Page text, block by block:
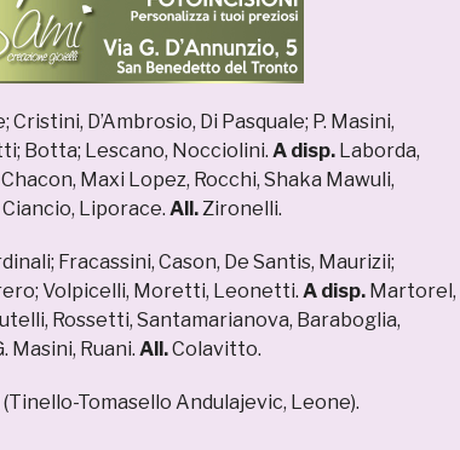
Cristini, D’Ambrosio, Di Pasquale; P. Masini,
Botta; Lescano, Nocciolini. A disp. Laborda,
Maxi Lopez, Rocchi, Shaka Mawuli,
Liporace. All.Zironelli.
Fracassini, Cason, De Santis, Maurizii;
Volpicelli, Moretti, Leonetti. A disp. Martorel,
Rossetti, Santamarianova, Baraboglia,
Masini, Ruani. All.Colavitto.
(Tinello-Tomasello Andulajevic, Leone).